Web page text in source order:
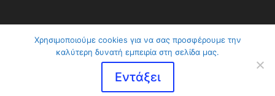
ClimaVer Αβραμίδης | Αλλάζουμε το κλίμα στη
ζωή σας © 2026
made by
Χρησιμοποιούμε cookies για να σας προσφέρουμε την
καλύτερη δυνατή εμπειρία στη σελίδα μας.
Εντάξει